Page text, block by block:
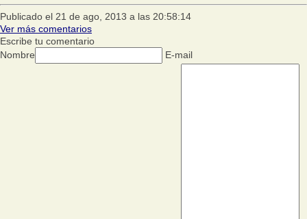
Publicado el 21 de ago, 2013 a las 20:58:14
Ver más comentarios
Escribe tu comentario
Nombre
E-mail